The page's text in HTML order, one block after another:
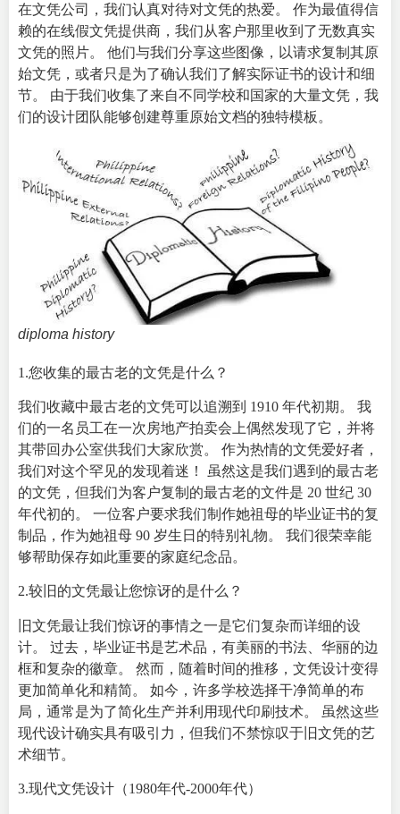
在文凭公司，我们认真对待对文凭的热爱。 作为最值得信
赖的在线假文凭提供商，我们从客户那里收到了无数真实
文凭的照片。 他们与我们分享这些图像，以请求复制其原
始文凭，或者只是为了确认我们了解实际证书的设计和细
节。 由于我们收集了来自不同学校和国家的大量文凭，我
们的设计团队能够创建尊重原始文档的独特模板。
diploma history
1.您收集的最古老的文凭是什么？
我们收藏中最古老的文凭可以追溯到 1910 年代初期。 我
们的一名员工在一次房地产拍卖会上偶然发现了它，并将
其带回办公室供我们大家欣赏。 作为热情的文凭爱好者，
我们对这个罕见的发现着迷！ 虽然这是我们遇到的最古老
的文凭，但我们为客户复制的最古老的文件是 20 世纪 30
年代初的。 一位客户要求我们制作她祖母的毕业证书的复
制品，作为她祖母 90 岁生日的特别礼物。 我们很荣幸能
够帮助保存如此重要的家庭纪念品。
2.较旧的文凭最让您惊讶的是什么？
旧文凭最让我们惊讶的事情之一是它们复杂而详细的设
计。 过去，毕业证书是艺术品，有美丽的书法、华丽的边
框和复杂的徽章。 然而，随着时间的推移，文凭设计变得
更加简单化和精简。 如今，许多学校选择干净简单的布
局，通常是为了简化生产并利用现代印刷技术。 虽然这些
现代设计确实具有吸引力，但我们不禁惊叹于旧文凭的艺
术细节。
3.现代文凭设计（1980年代-2000年代）